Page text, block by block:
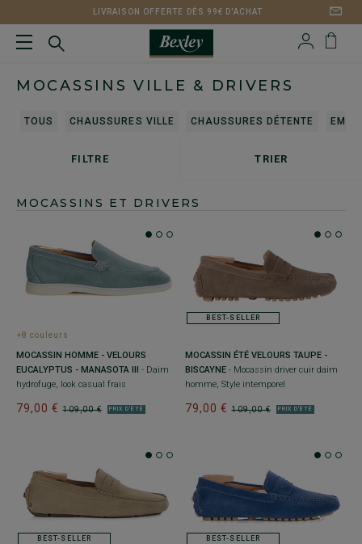
LIVRAISON OFFERTE DÈS 99€ D'ACHAT
MOCASSINS VILLE & DRIVERS
TOUS CHAUSSURES VILLE CHAUSSURES DÉTENTE
TRIER
MOCASSINS ET DRIVERS
+8 couleurs
MOCASSIN HOMME - VELOURS
EUCALYPTUS - MANASOTA III - Daim
hydrofuge, look casual frais
109,00 €
79,00 € PRIX D'ÉTÉ
BEST-SELLER
MOCASSIN ÉTÉ VELOURS TAUPE -
BISCAYNE - Mocassin driver cuir daim
homme, Style intemporel
109,00 €
79,00 € PRIX D'ÉTÉ
BEST-SELLER BEST-SELLER
FILTRE